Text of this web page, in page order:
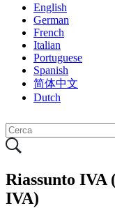
English
German
French
Italian
Portuguese
Spanish
简体中文
Dutch
Riassunto IVA
IVA)